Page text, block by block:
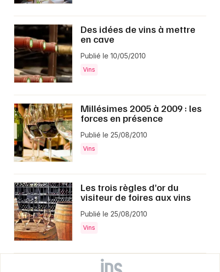
Des idées de vins à mettre
en cave
Publié le 10/05/2010
Vins
Millésimes 2005 à 2009 : les
forces en présence
Publié le 25/08/2010
Vins
Les trois règles d’or du
visiteur de foires aux vins
Publié le 25/08/2010
Vins